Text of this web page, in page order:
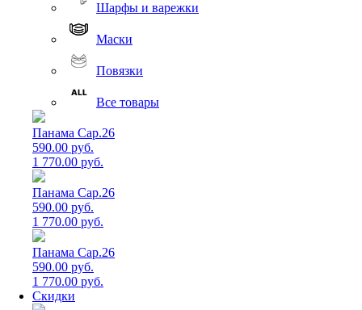
Шарфы и варежки
Маски
Повязки
Все товары
Панама Cap.26
590.00 руб.
1 770.00 руб.
Панама Cap.26
590.00 руб.
1 770.00 руб.
Панама Cap.26
590.00 руб.
1 770.00 руб.
Скидки